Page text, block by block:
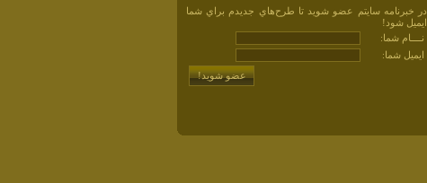
در خبرنامه سايتم عضو شويد تا طرح‌هاي جديدم براي شما
ايميل شود!
نــــام شما:
ايميل شما: